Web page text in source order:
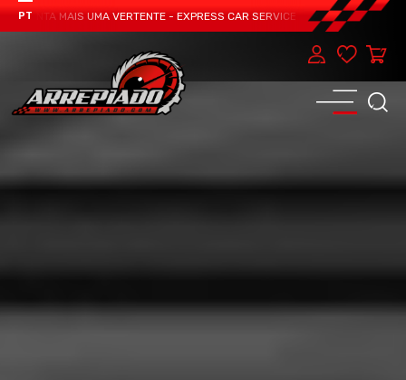
PT MAIS UMA VERTENTE - EXPRESS CAR SERVICE, MANUTENÇÃO DO TEU